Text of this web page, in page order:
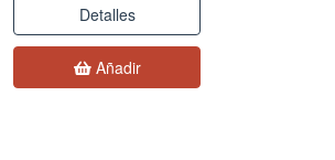
Detalles
Añadir